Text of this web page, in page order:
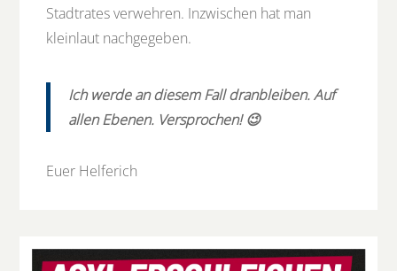
Stadtrates verwehren. Inzwischen hat man
kleinlaut nachgegeben.
Ich werde an diesem Fall dranbleiben. Auf
allen Ebenen. Versprochen! 😉
Euer Helferich